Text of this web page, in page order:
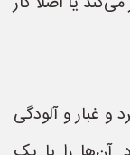
غبار و آلودگی